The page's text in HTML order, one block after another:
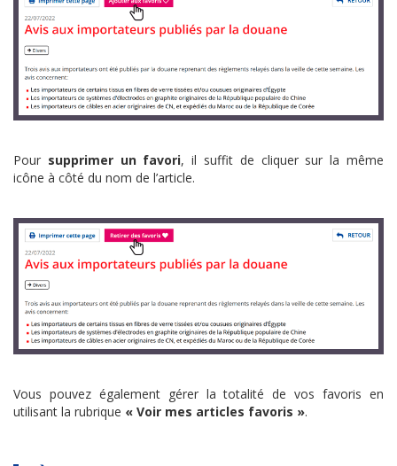
Pour supprimer un favori, il suffit de cliquer sur la même
icône à côté du nom de l’article.
Vous pouvez également gérer la totalité de vos favoris en
utilisant la rubrique « Voir mes articles favoris ».